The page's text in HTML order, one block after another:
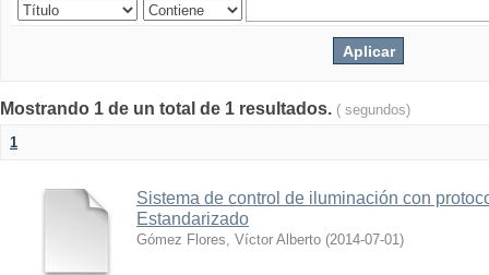
Mostrando 1 de un total de 1 resultados. ( segundos)
1
Sistema de control de iluminación con
Estandarizado
Gómez Flores, Víctor Alberto (2014-07-01)